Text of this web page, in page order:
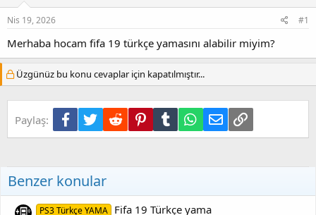
Nis 19, 2026 #1
Merhaba hocam fifa 19 türkçe yamasını alabilir miyim?
Üzgünüz bu konu cevaplar için kapatılmıştır...
Paylaş: Facebook
TwitterReddit PinterestTumblr WhatsApp
E-postaLink
Benzer konular
PS3 Türkçe YAMA Fifa 19 Türkçe yama